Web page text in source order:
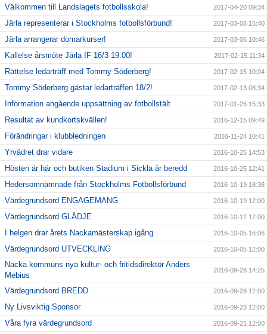
Välkommen till Landslagets fotbollsskola! 2017-04-20 09:34
Järla representerar i Stockholms fotbollsförbund! 2017-03-08 15:40
Järla arrangerar domarkurser! 2017-03-06 10:46
Kallelse årsmöte Järla IF 16/3 19.00! 2017-02-15 11:34
Rättelse ledarträff med Tommy Söderberg! 2017-02-15 10:04
Tommy Söderberg gästar ledarträffen 18/2! 2017-02-13 08:34
Information angående uppsättning av fotbollstält 2017-01-26 15:33
Resultat av kundkortskvällen! 2016-12-15 09:49
Förändringar i klubbledningen 2016-11-24 10:41
Yrvädret drar vidare 2016-10-25 14:53
Hösten är här och butiken Stadium i Sickla är beredd 2016-10-25 12:41
Hedersomnämnade från Stockholms Fotbollsförbund 2016-10-19 18:38
Värdegrundsord ENGAGEMANG 2016-10-19 12:00
Värdegrundsord GLÄDJE 2016-10-12 12:00
I helgen drar årets Nackamästerskap igång 2016-10-05 16:06
Värdegrundsord UTVECKLING 2016-10-05 12:00
Nacka kommuns nya kultur- och fritidsdirektör Anders
Mebius
2016-09-28 14:25
Värdegrundsord BREDD 2016-09-28 12:00
Ny Livsviktig Sponsor 2016-09-23 12:00
Våra fyra värdegrundsord 2016-09-21 12:00